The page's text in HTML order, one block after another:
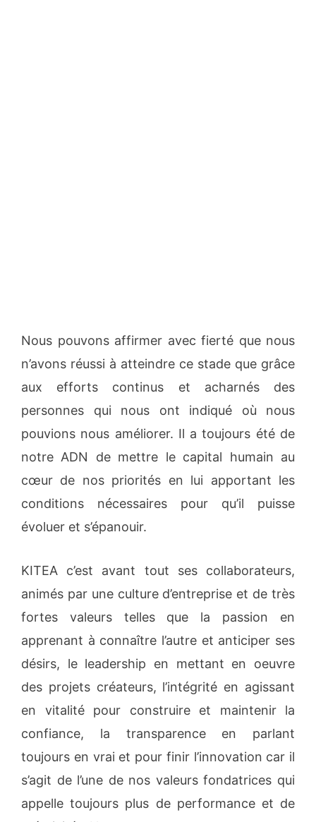
Nous pouvons affirmer avec fierté que nous
n’avons réussi à atteindre ce stade que grâce
aux efforts continus et acharnés des
personnes qui nous ont indiqué où nous
pouvions nous améliorer. Il a toujours été de
notre ADN de mettre le capital humain au
cœur de nos priorités en lui apportant les
conditions nécessaires pour qu’il puisse
évoluer et s’épanouir.
KITEA c’est avant tout ses collaborateurs,
animés par une culture d’entreprise et de très
fortes valeurs telles que la passion en
apprenant à connaître l’autre et anticiper ses
désirs, le leadership en mettant en oeuvre
des projets créateurs, l’intégrité en agissant
en vitalité pour construire et maintenir la
confiance, la transparence en parlant
toujours en vrai et pour finir l’innovation car il
s’agit de l’une de nos valeurs fondatrices qui
appelle toujours plus de performance et de